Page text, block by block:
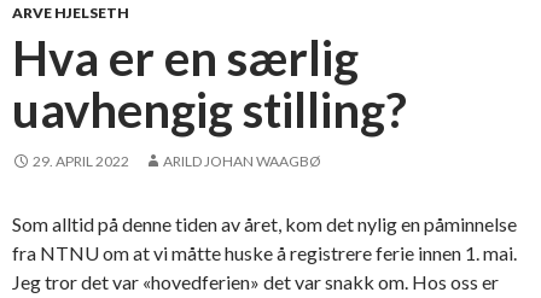
ARVE HJELSETH
Hva er en særlig
uavhengig stilling?
29. APRIL 2022 ARILD JOHAN WAAGBØ
Som alltid på denne tiden av året, kom det nylig en påminnelse
fra NTNU om at vi måtte huske å registrere ferie innen 1. mai.
Jeg tror det var «hovedferien» det var snakk om. Hos oss er